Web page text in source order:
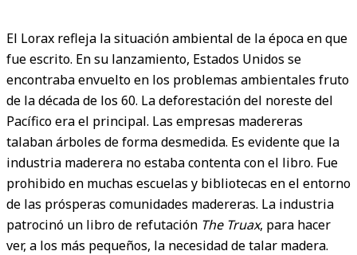
El Lorax refleja la situación ambiental de la época en que
fue escrito. En su lanzamiento, Estados Unidos se
encontraba envuelto en los problemas ambientales fruto
de la década de los 60. La deforestación del noreste del
Pacífico era el principal. Las empresas madereras
talaban árboles de forma desmedida. Es evidente que la
industria maderera no estaba contenta con el libro. Fue
prohibido en muchas escuelas y bibliotecas en el entorno
de las prósperas comunidades madereras. La industria
patrocinó un libro de refutación The Truax, para hacer
ver, a los más pequeños, la necesidad de talar madera.